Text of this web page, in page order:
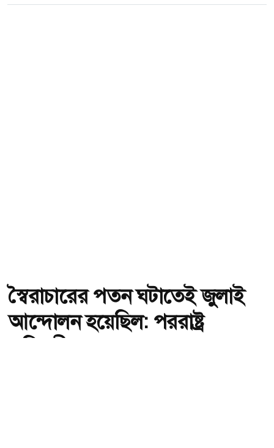
স্বৈরাচারের পতন ঘটাতেই জুলাই
আন্দোলন হয়েছিল: পররাষ্ট্র